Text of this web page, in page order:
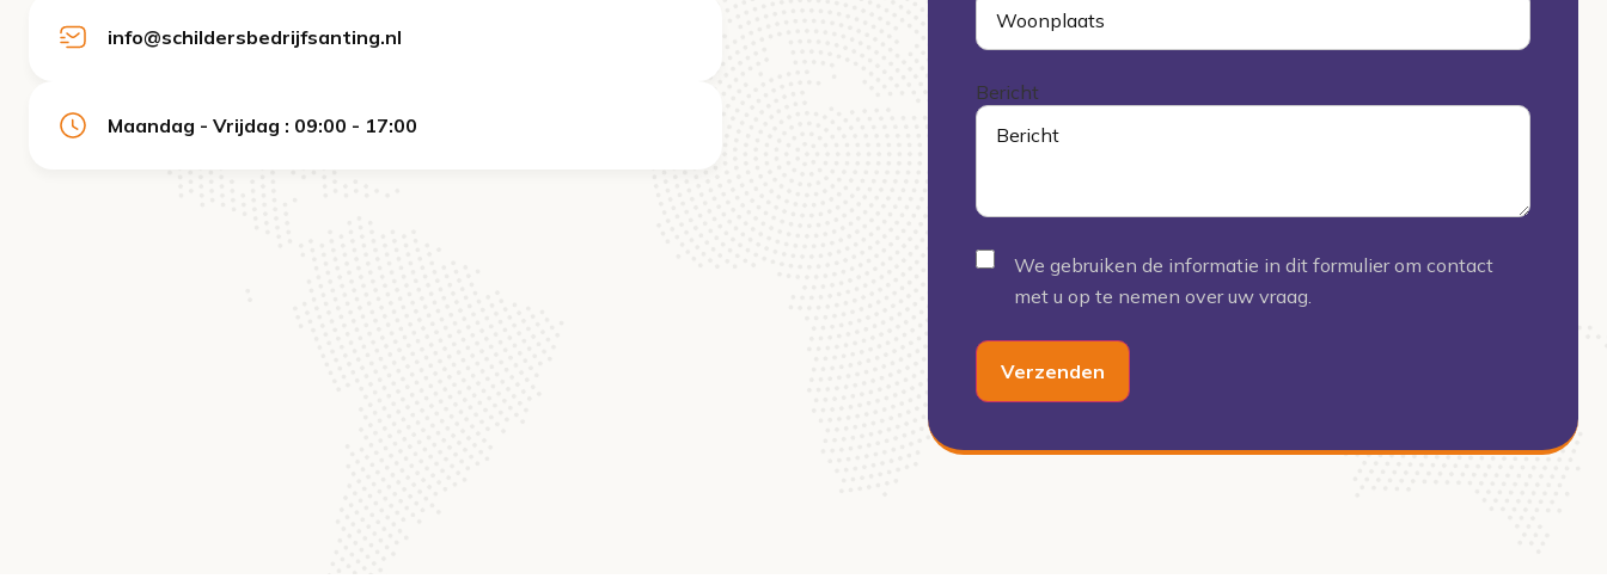
info@schildersbedrijfsanting.nl
Maandag - Vrijdag : 09:00 - 17:00
Bericht
GeenWe gebruiken de informatie in dit formulier om contact
met u op te nemen over uw vraag.
Verzenden